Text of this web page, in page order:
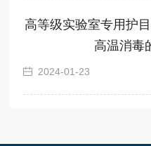
高等级实验室专用护
高温消毒
2024-01-23